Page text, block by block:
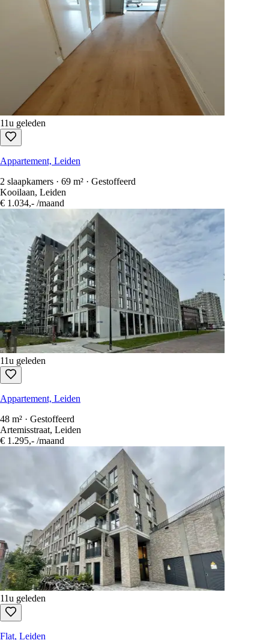
11u geleden
Appartement, Leiden
2 slaapkamers · 69 m² · Gestoffeerd
Kooilaan, Leiden
€ 1.034,- /maand
11u geleden
Appartement, Leiden
48 m² · Gestoffeerd
Artemisstraat, Leiden
€ 1.295,- /maand
11u geleden
Flat, Leiden